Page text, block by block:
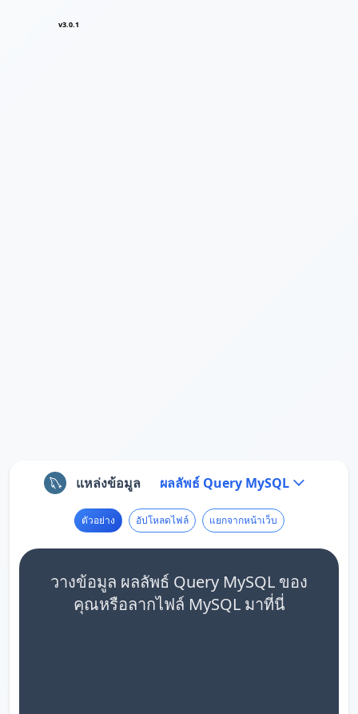
v3.0.1
แหล่งข้อมูล ผลลัพธ์ Query MySQL
ตัวอย่าง อัปโหลดไฟล์ แยกจากหน้าเว็บ
วางข้อมูล ผลลัพธ์ Query MySQL ของ
คุณหรือลากไฟล์ MySQL มาที่นี่